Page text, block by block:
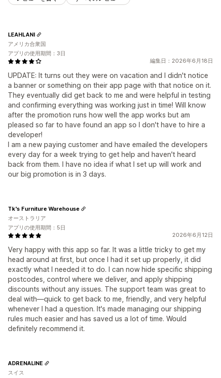
編集日：2026年6月18日
UPDATE: It turns out they were on vacation and I didn't notice
a banner or something on their app page with that notice on it.
They eventually did get back to me and were helpful in testing
and confirming everything was working just in time! Will know
after the promotion runs how well the app works but am
pleased so far to have found an app so I don't have to hire a
developer!
I am a new paying customer and have emailed the developers
every day for a week trying to get help and haven't heard
back from them. I have no idea if what I set up will work and
our big promotion is in 3 days.
LEAHLANI
アメリカ合衆国
アプリの使用期間：3日
2026年6月12日
Very happy with this app so far. It was a little tricky to get my
head around at first, but once I had it set up properly, it did
exactly what I needed it to do. I can now hide specific shipping
postcodes, control where we deliver, and apply shipping
discounts without any issues. The support team was great to
deal with—quick to get back to me, friendly, and very helpful
whenever I had a question. It's made managing our shipping
rules much easier and has saved us a lot of time. Would
definitely recommend it.
Tk's Furniture Warehouse
オーストラリア
アプリの使用期間：5日
ADRENALINE
スイス